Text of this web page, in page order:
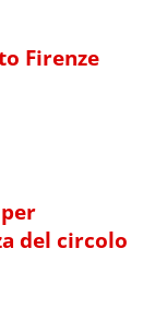
Firenze
del circolo